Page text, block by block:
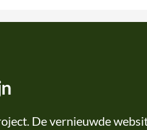
De vernieuwde